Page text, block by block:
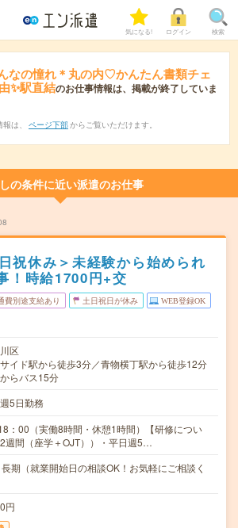
気になる! ログイン 検索
なの憧れ＊丸の内♡かんたん書類チェ
✨駅直結のお仕事情報は、掲載が終了していま
は、 ページ下部 からご覧いただけます。
の条件に近い派遣のお仕事
祝休み＞未経験から始められ
！時給1700円+交
費別途支給あり 土日祝日が休み WEB登録OK
区
イド駅から徒歩3分／青物横丁駅から徒歩12分
らバス15分
5日勤務
：00（実働8時間・休憩1時間）【研修につい
週間（座学＋OJT））・平日週5…
期（就業開始日の相談OK！お気軽にご相談く
円